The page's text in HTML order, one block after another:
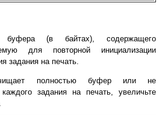
буфера (в байтах), содержащего
для повторной инициализации
задания на печать.
полностью буфер или не
задания на печать, увеличьте